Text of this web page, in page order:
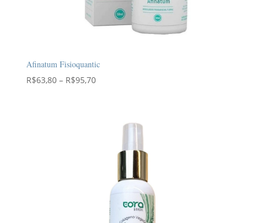
Afinatum Fisioquantic
R$63,80 – R$95,70Faixa